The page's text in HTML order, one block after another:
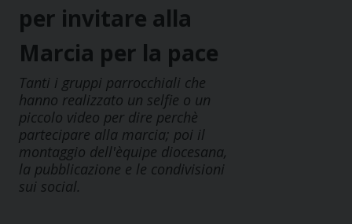
per invitare alla
Marcia per la pace
Tanti i gruppi parrocchiali che
hanno realizzato un selfie o un
piccolo video per dire perchè
partecipare alla marcia; poi il
montaggio dell'èquipe diocesana,
la pubblicazione e le condivisioni
sui social.